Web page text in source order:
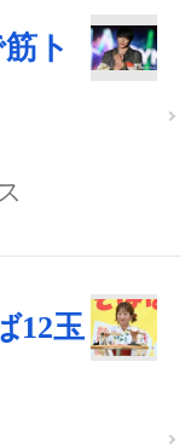
ト
12玉